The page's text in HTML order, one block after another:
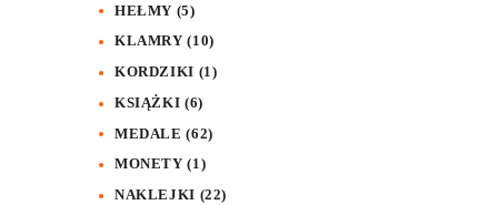
HEŁMY (5)
KLAMRY (10)
KORDZIKI (1)
KSIĄŻKI (6)
MEDALE (62)
MONETY (1)
NAKLEJKI (22)